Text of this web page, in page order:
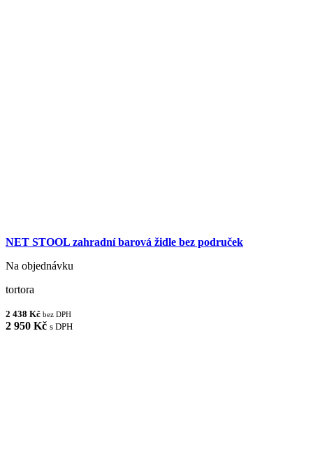
NET STOOL zahradní barová židle bez područek
Na objednávku
tortora
2 438 Kč bez DPH
2 950 Kč s DPH